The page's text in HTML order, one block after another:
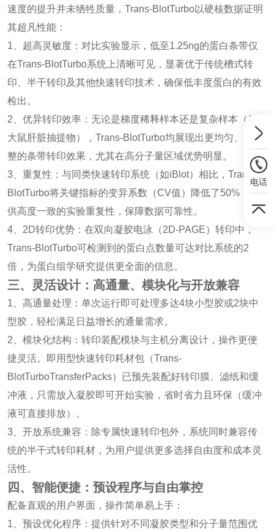
速度的提升并未牺牲质量，Trans-BlotTurbo以硬核数据证明
其超凡性能：
1、超高灵敏度：对比实验显示，低至1.25ng的蛋白条带仅
在Trans-BlotTurbo系统上清晰可见，显著优于传统槽式转
印、半干转印及其他快速转印技术，确保低丰度蛋白的有效
检出。
2、优异转印效率：无论是梯度稀释样本还是复杂样本（如
大鼠肝脏抽提物），Trans-BlotTurbo均展现出更均匀、更完
整的条带转印效果，尤其在高分子量区域优势明显。
3、重复性：与同类快速转印系统（如iBlot）相比，Trans-
BlotTurbo将关键指标的变异系数（CV值）降低了50%，提
供高度一致的实验重复性，保障数据可靠性。
4、2D转印优势：在双向凝胶电泳（2D-PAGE）转印中，
Trans-BlotTurbo可检测到的蛋白点数量可达对比系统的2
倍，为蛋白组学研究提供更全面的信息。
三、灵活设计：高通量、模块化与开放兼容
1、高通量处理：单次运行即可处理多达4块小型胶或2块中
型胶，轻松满足日益增长的通量需求。
2、模块化结构：转印装配模块与主机分离设计，操作更便
捷灵活。即用型快速转印耗材包（Trans-
BlotTurboTransferPacks）已预先装配好转印膜、滤纸和缓
冲液，只需放入凝胶即可开始实验，省时省力且环保（缓冲
液可直接排放）。
3、开放系统兼容：除专属快速转印包外，系统同时兼容传
统的半干式转印耗材，为用户提供更多选择自由度和成本灵
活性。
四、智能便捷：预设程序与自由掌控
配备直观的用户界面，操作简单易上手：
1、预设优化程序：提供针对不同凝胶类型和分子量范围优
电话